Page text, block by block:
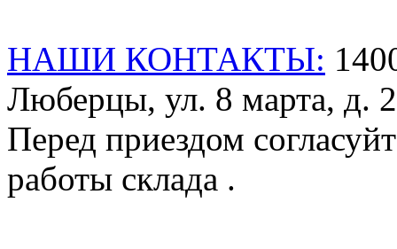
НАШИ КОНТАКТЫ:
Люберцы, ул. 8 марта, д.
Перед приездом
работы склада .